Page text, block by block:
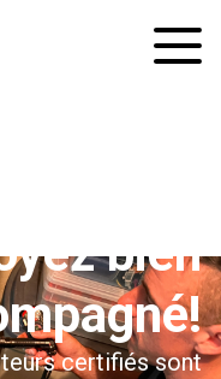
bien
certifiés sont